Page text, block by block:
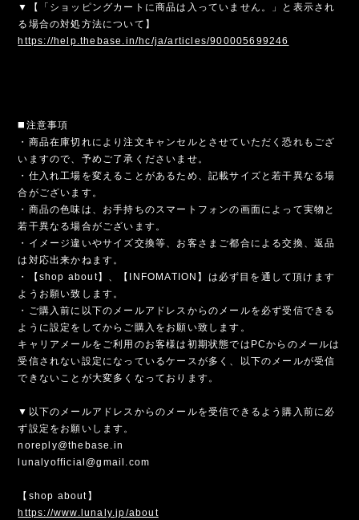
▼【「ショッピングカートに商品は入っていません。」と表示され
る場合の対処方法について】
https://help.thebase.in/hc/ja/articles/900005699246
◼️注意事項
・商品在庫切れにより注文キャンセルとさせていただく恐れもござ
いますので、予めご了承くださいませ。
・仕入れ工場を変えることがあるため、記載サイズと若干異なる場
合がございます。
・商品の色味は、お手持ちのスマートフォンの画面によって実物と
若干異なる場合がございます。
・イメージ違いやサイズ交換等、お客さまご都合による交換、返品
は対応出来かねます。
・【shop about】、【INFOMATION】は必ず目を通して頂けます
ようお願い致します。
・ご購入前に以下のメールアドレスからのメールを必ず受信できる
ように設定をしてからご購入をお願い致します。
キャリアメールをご利用のお客様は初期状態ではPCからのメールは
受信されない設定になっているケースが多く、以下のメールが受信
できないことが大変多くなっております。
▼以下のメールアドレスからのメールを受信できるよう購入前に必
ず設定をお願いします。
noreply@thebase.in
lunalyofficial@gmail.com
【shop about】
https://www.lunaly.jp/about